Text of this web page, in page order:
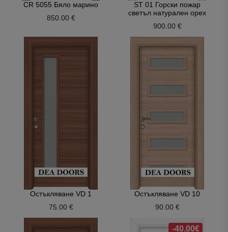
CR 5055 Бяло марино
850.00 €
ST 01 Горски пожар
светъл натурален орех
900.00 €
Остъкляване VD 1
75.00 €
Остъкляване VD 10
90.00 €
-40.00€